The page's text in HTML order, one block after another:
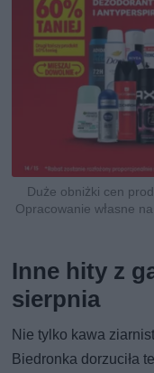
Duże obniżki cen
Opracowanie własne
Inne hity z
sierpnia
Nie tylko kawa
Biedronka dorzuciła